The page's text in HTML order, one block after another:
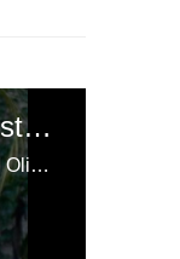
Esposa de Yustin Arboleda revela que Marathón está endeudado con el delantero
Paula Vivas, pareja de Yustin Arboleda, relató la llegada del colombiano al Olimpia y confiesa que quedaron esperando el contrato de Marathón para firmarlo.